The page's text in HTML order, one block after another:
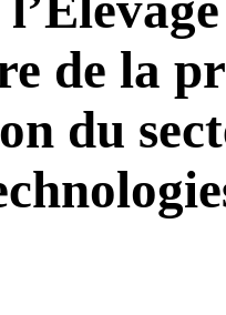
de la
du